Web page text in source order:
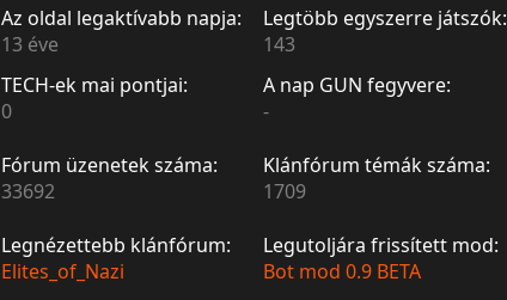
Az oldal legaktívabb napja:
13 éve
Legtöbb egyszerre játszók:
143
TECH-ek mai pontjai:
0
A nap GUN fegyvere:
-
Fórum üzenetek száma:
33692
Klánfórum témák száma:
1709
Legnézettebb klánfórum:
Elites_of_Nazi
Legutoljára frissített mod:
Bot mod 0.9 BETA